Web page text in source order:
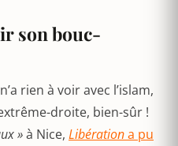
son bouc-
rien à voir avec l’islam,
droite, bien-sûr !
»à Nice, Libérationa pu